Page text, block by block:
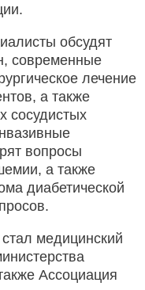
обсудят
современные
лечение
а также
сосудистых
вопросы
а также
диабетической
медицинский
Ассоциация